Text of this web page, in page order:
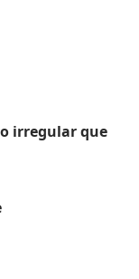
irregular que